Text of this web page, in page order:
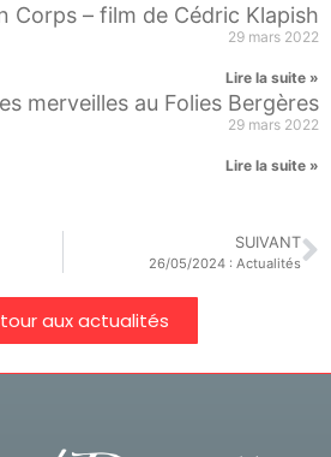
Corps – film de Cédric Klapish
29 mars 2022
Lire la suite »
merveilles au Folies Bergères
29 mars 2022
Lire la suite »
SUIVANT
26/05/2024 : Actualités
aux actualités